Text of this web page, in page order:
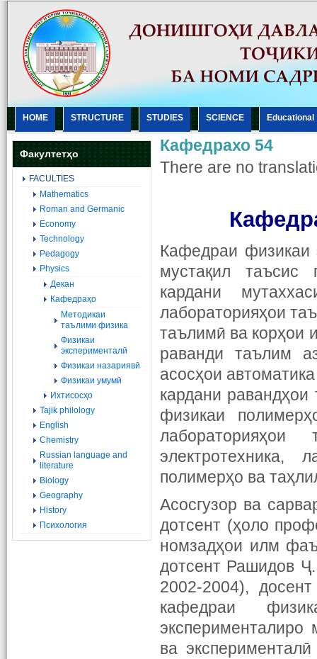
HOME STRUCTURE STUDIES SCIENCE Еducational
Факултетҳо
FACULTIES
Mathematics
Roman and Germanic
Economy
Technology
Pedagogy
Physics
Декан
Кафедраҳо
Методикаи
таълими физика
Физикаи
эксперименталӣ
Физикаи назариявӣ
Физикаи умумӣ
Ихтисосҳо
Tajik philology
English
Chemistry
Russian language and
literature
Biology
Geography
History
Психология
Кафедрахо 54
There are no
Кафедраи физикаи
мустақил таъсис
кардани
лабораторияҳои
таълимӣ ва корҳои
раванди таълим
асосҳои
кардани
физикаи
лабораторияҳои
электротехника,
полимерҳо ва
Асосгузор ва
дотсент (ҳоло
номзадҳои илм
дотсент Рашидов
2002-2004),
кафедраи
эксперименталиро
ва